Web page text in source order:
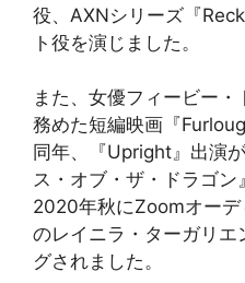
役、AXNシリーズ『
ト役を演じました。
また、女優フィービー
務めた短編映画『
同年、『Upright』出演
ス・オブ・ザ・ドラゴン
2020年秋にZoomオー
のレイニラ・ターガリ
グされました。